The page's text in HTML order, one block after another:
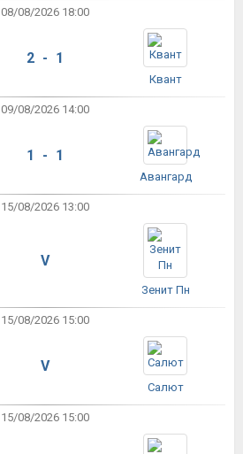
08/08/2026 18:00
2 - 1
Квант
09/08/2026 14:00
1 - 1
Авангард
15/08/2026 13:00
V
Зенит Пн
15/08/2026 15:00
V
Салют
15/08/2026 15:00